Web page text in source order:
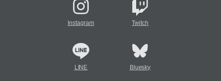
Instagram Twitch
LINE Bluesky